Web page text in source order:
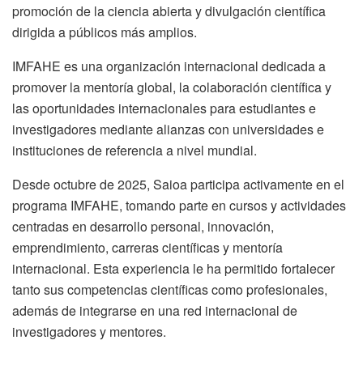
promoción de la ciencia abierta y divulgación científica
dirigida a públicos más amplios.
IMFAHE es una organización internacional dedicada a
promover la mentoría global, la colaboración científica y
las oportunidades internacionales para estudiantes e
investigadores mediante alianzas con universidades e
instituciones de referencia a nivel mundial.
Desde octubre de 2025, Saioa participa activamente en el
programa IMFAHE, tomando parte en cursos y actividades
centradas en desarrollo personal, innovación,
emprendimiento, carreras científicas y mentoría
internacional. Esta experiencia le ha permitido fortalecer
tanto sus competencias científicas como profesionales,
además de integrarse en una red internacional de
investigadores y mentores.